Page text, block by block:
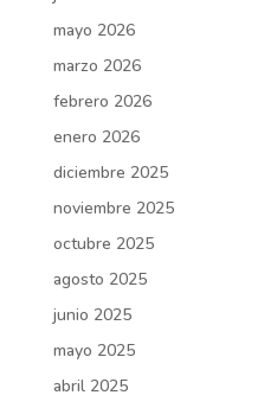
mayo 2026
marzo 2026
febrero 2026
enero 2026
diciembre 2025
noviembre 2025
octubre 2025
agosto 2025
junio 2025
mayo 2025
abril 2025